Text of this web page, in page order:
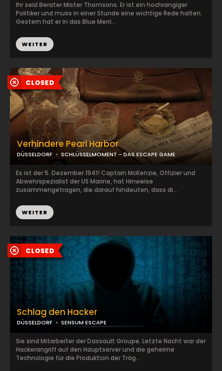
Ihr seid Berater Mister Thomsons. Er ist ein hochrangiger
Politiker und muss in einer Stunde eine wichtige Rede halten.
Gestern hat er in das Blue Merri...
WEITER
Verhindere Pearl Harbor
DÜSSELDORF SCHLÜSSELMOMENT - DAS ESCAPE GAME
Es ist der 5. Dezember 1941! Captain McKenzie, Offizier und
Abwehrspezialist der US Marine, hat Hinweise
zusammengetragen, die darauf hindeuten, dass di...
WEITER
Schlag den Hacker
DÜSSELDORF SENSUM ESCAPE
Sie sind Mitarbeiter der Dassault Groupe. Letzte Nacht war der
Hackerangriff auf den Hauptserver und die geheime
Technologie für die Produktion der Träg...